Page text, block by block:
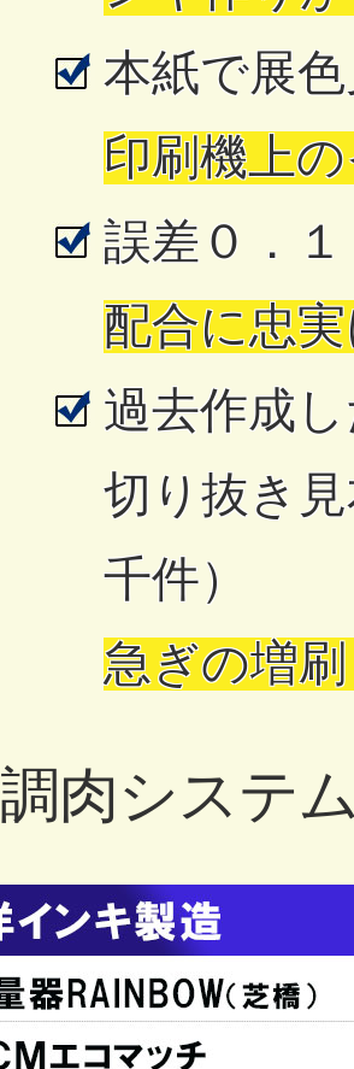
本紙で展
印刷機上
誤差０．
配合に忠
過去作成
切り抜き
千件）
急ぎの増
調肉システ